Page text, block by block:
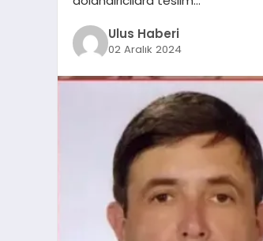
Ulus Haberi
02 Aralık 2024